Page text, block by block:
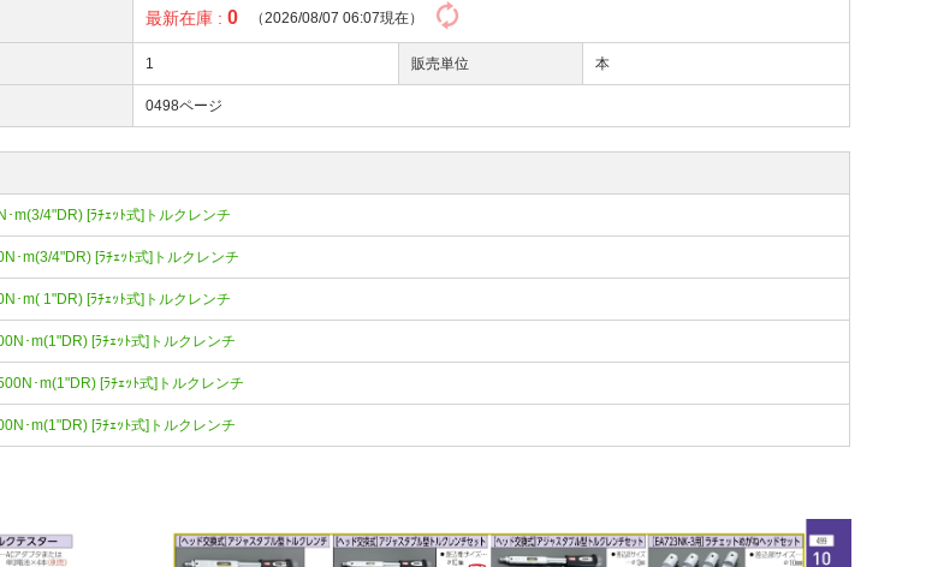
最新在庫 :0 （2026/08/07 06:07現在）
1 販売単位 本
0498ページ
m(3/4"DR) [ﾗﾁｪｯﾄ式]トルクレンチ
･m(3/4"DR) [ﾗﾁｪｯﾄ式]トルクレンチ
･m( 1"DR) [ﾗﾁｪｯﾄ式]トルクレンチ
･m(1"DR) [ﾗﾁｪｯﾄ式]トルクレンチ
･m(1"DR) [ﾗﾁｪｯﾄ式]トルクレンチ
･m(1"DR) [ﾗﾁｪｯﾄ式]トルクレンチ